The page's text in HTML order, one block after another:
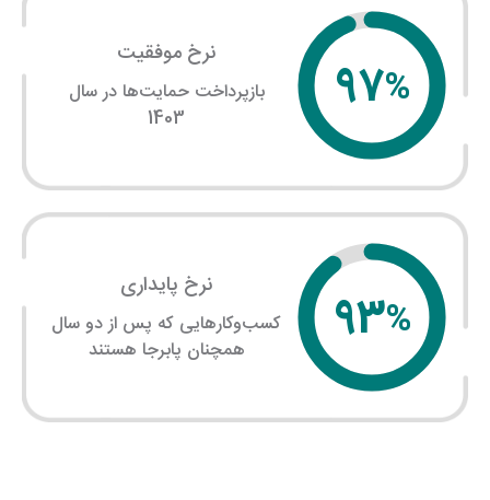
%
97
نرخ موفقیت
بازپرداخت حمایت‌ها در سال
1403
%
93
نرخ پایداری
کسب‌وکارهایی که پس از دو سال
همچنان پابرجا هستند